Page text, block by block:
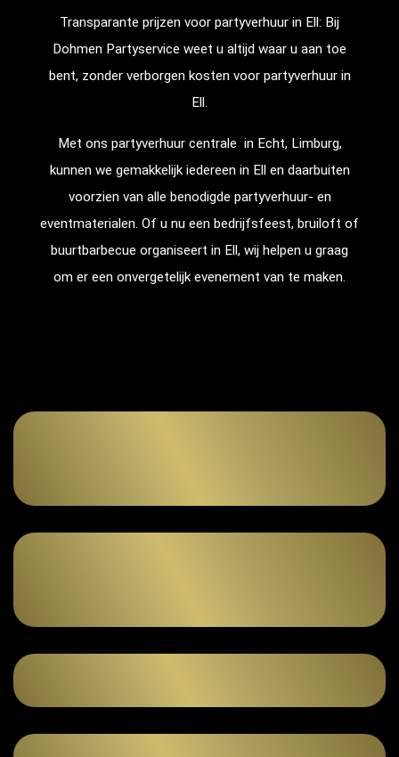
Transparante prijzen voor partyverhuur in Ell: Bij
Dohmen Partyservice weet u altijd waar u aan toe
bent, zonder verborgen kosten voor partyverhuur in
Ell.
Met ons partyverhuur centrale in Echt, Limburg,
kunnen we gemakkelijk iedereen in Ell en daarbuiten
voorzien van alle benodigde partyverhuur- en
eventmaterialen. Of u nu een bedrijfsfeest, bruiloft of
buurtbarbecue organiseert in Ell, wij helpen u graag
om er een onvergetelijk evenement van te maken.